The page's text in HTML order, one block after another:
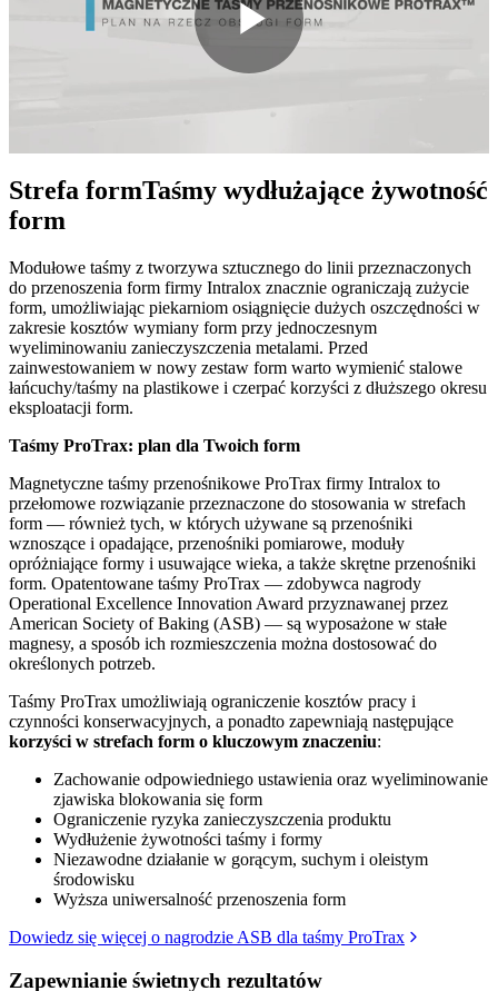
Play
Video
Strefa formTaśmy wydłużające żywotność
form
Modułowe taśmy z tworzywa sztucznego do linii przeznaczonych
do przenoszenia form firmy Intralox znacznie ograniczają zużycie
form, umożliwiając piekarniom osiągnięcie dużych oszczędności w
zakresie kosztów wymiany form przy jednoczesnym
wyeliminowaniu zanieczyszczenia metalami. Przed
zainwestowaniem w nowy zestaw form warto wymienić stalowe
łańcuchy/taśmy na plastikowe i czerpać korzyści z dłuższego okresu
eksploatacji form.
Taśmy ProTrax: plan dla Twoich form
Magnetyczne taśmy przenośnikowe ProTrax firmy Intralox to
przełomowe rozwiązanie przeznaczone do stosowania w strefach
form — również tych, w których używane są przenośniki
wznoszące i opadające, przenośniki pomiarowe, moduły
opróżniające formy i usuwające wieka, a także skrętne przenośniki
form. Opatentowane taśmy ProTrax — zdobywca nagrody
Operational Excellence Innovation Award przyznawanej przez
American Society of Baking (ASB) — są wyposażone w stałe
magnesy, a sposób ich rozmieszczenia można dostosować do
określonych potrzeb.
Taśmy ProTrax umożliwiają ograniczenie kosztów pracy i
czynności konserwacyjnych, a ponadto zapewniają następujące
korzyści w strefach form o kluczowym znaczeniu:
Zachowanie odpowiedniego ustawienia oraz wyeliminowanie
zjawiska blokowania się form
Ograniczenie ryzyka zanieczyszczenia produktu
Wydłużenie żywotności taśmy i formy
Niezawodne działanie w gorącym, suchym i oleistym
środowisku
Wyższa uniwersalność przenoszenia form
Dowiedz się więcej o nagrodzie ASB dla taśmy ProTrax
Zapewnianie świetnych rezultatów